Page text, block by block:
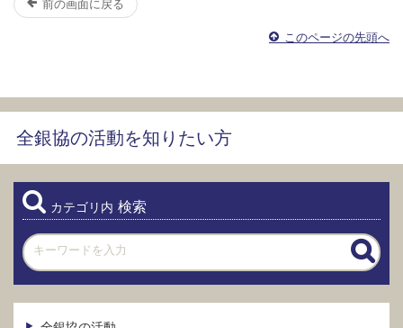
前の画面に戻る
このページの先頭へ
全銀協の活動を知りたい方
カテゴリ内 検索